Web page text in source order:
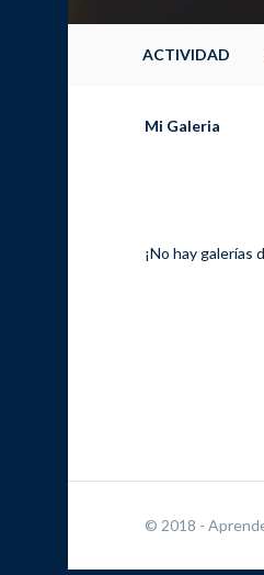
ACTIVIDAD
Mi Galeria
¡No hay galerías
© 2018 -